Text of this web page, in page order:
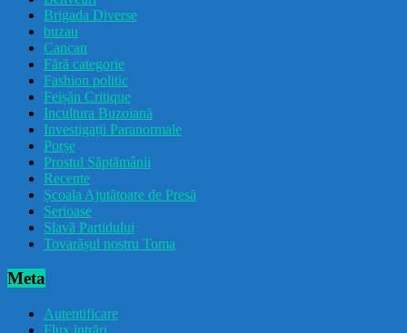
Brigada Diverse
buzau
Cancan
Fără categorie
Fashion politic
Feișăn Critique
Incultura Buzoiană
Investigații Paranormale
Porșe
Prostul Săptămânii
Recente
Școala Ajutătoare de Presă
Serioase
Slavă Partidului
Tovarășul nostru Toma
Meta
Autentificare
Flux intrări